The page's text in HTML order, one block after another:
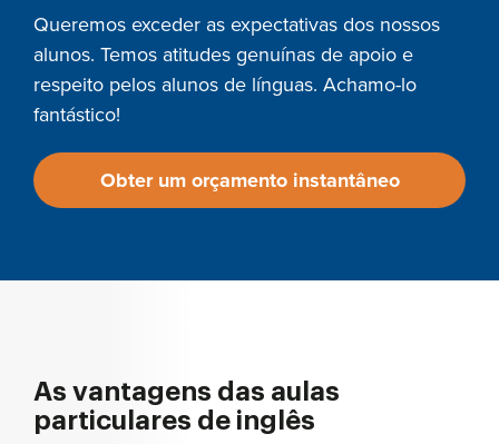
Queremos exceder as expectativas dos nossos
alunos. Temos atitudes genuínas de apoio e
respeito pelos alunos de línguas. Achamo-lo
fantástico!
Obter um orçamento instantâneo
As vantagens das aulas
particulares de inglês